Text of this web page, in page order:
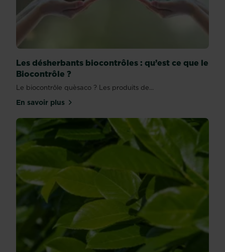
Les désherbants biocontrôles : qu’est ce que le
Biocontrôle ?
Le biocontrôle quèsaco ? Les produits de...
En savoir plussur Les désherbants biocontrôles : qu’est ce que